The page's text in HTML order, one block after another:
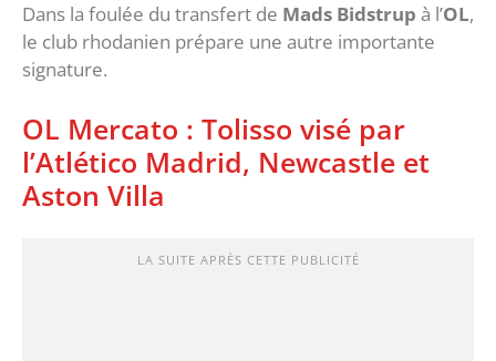
Dans la foulée du transfert de Mads Bidstrup à l’OL,
le club rhodanien prépare une autre importante
signature.
OL Mercato : Tolisso visé par
l’Atlético Madrid, Newcastle et
Aston Villa
LA SUITE APRÈS CETTE PUBLICITÉ